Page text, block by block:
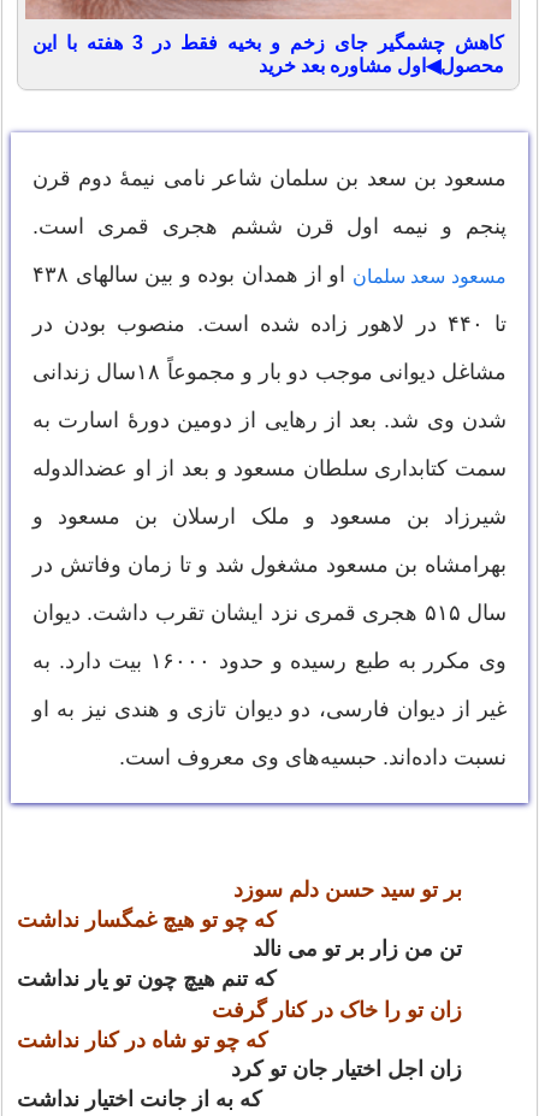
کاهش چشمگیر جای زخم و بخیه فقط در 3 هفته با این
محصول◀اول مشاوره بعد خرید
مسعود بن سعد بن سلمان شاعر نامی نیمهٔ دوم قرن
پنجم و نیمه اول قرن ششم هجری قمری است.
مسعود سعد سلمان او از همدان بوده و بین سالهای ۴۳۸
تا ۴۴۰ در لاهور زاده شده است. منصوب بودن در
مشاغل دیوانی موجب دو بار و مجموعاً ۱۸سال زندانی
شدن وی شد. بعد از رهایی از دومین دورهٔ اسارت به
سمت کتابداری سلطان مسعود و بعد از او عضدالدوله
شیرزاد بن مسعود و ملک ارسلان بن مسعود و
بهرامشاه بن مسعود مشغول شد و تا زمان وفاتش در
سال ۵۱۵ هجری قمری نزد ایشان تقرب داشت. دیوان
وی مکرر به طبع رسیده و حدود ۱۶۰۰۰ بیت دارد. به
غیر از دیوان فارسی، دو دیوان تازی و هندی نیز به او
نسبت داده‌اند. حبسیه‌های وی معروف است.
بر تو سید حسن دلم سوزد
که چو تو هیچ غمگسار نداشت
تن من زار بر تو می نالد
که تنم هیچ چون تو یار نداشت
زان تو را خاک در کنار گرفت
که چو تو شاه در کنار نداشت
زان اجل اختیار جان تو کرد
که به از جانت اختیار نداشت